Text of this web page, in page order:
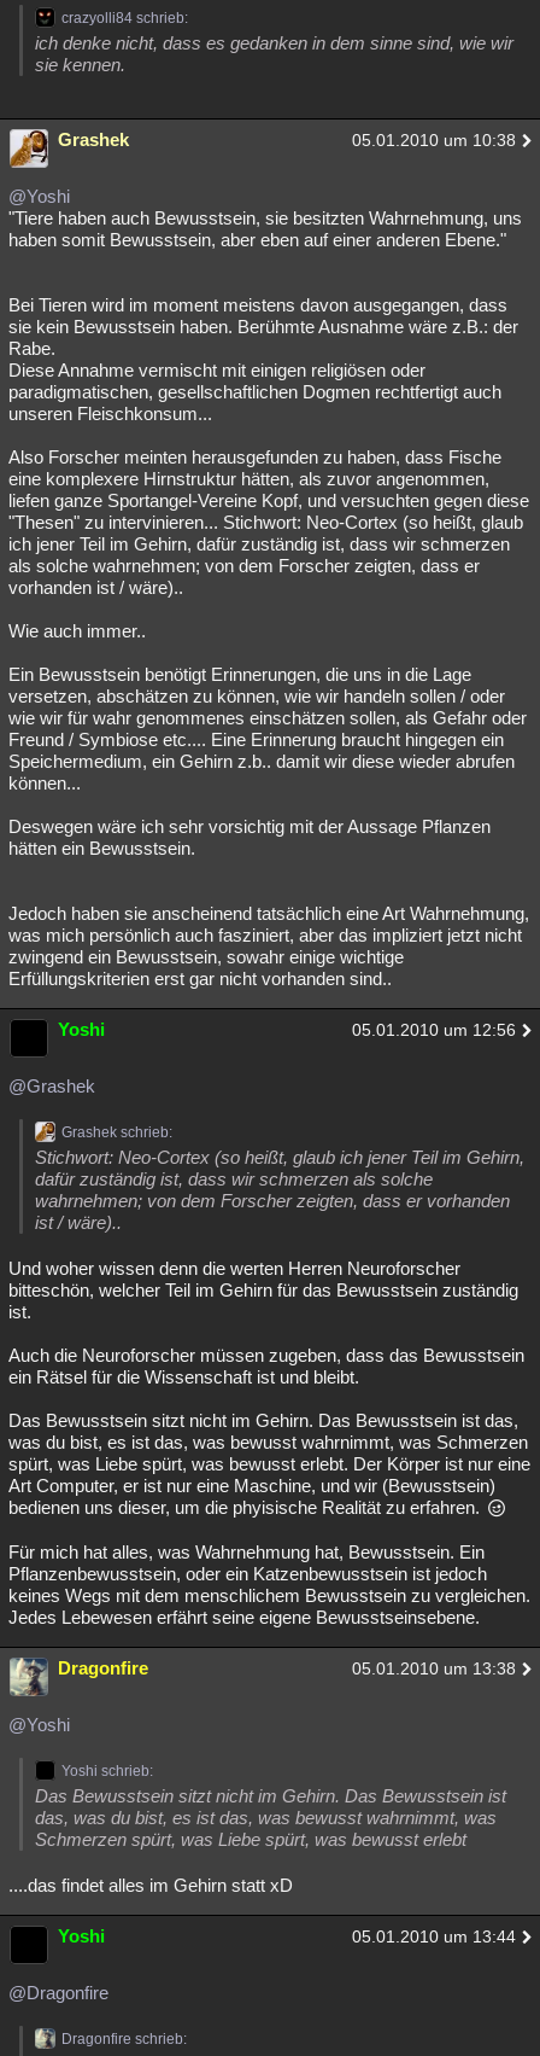
crazyolli84 schrieb:
ich denke nicht, dass es gedanken in dem sinne sind, wie wir
sie kennen.
Grashek 05.01.2010 um 10:38
@Yoshi
"Tiere haben auch Bewusstsein, sie besitzten Wahrnehmung, uns
haben somit Bewusstsein, aber eben auf einer anderen Ebene."
Bei Tieren wird im moment meistens davon ausgegangen, dass
sie kein Bewusstsein haben. Berühmte Ausnahme wäre z.B.: der
Rabe.
Diese Annahme vermischt mit einigen religiösen oder
paradigmatischen, gesellschaftlichen Dogmen rechtfertigt auch
unseren Fleischkonsum...
Also Forscher meinten herausgefunden zu haben, dass Fische
eine komplexere Hirnstruktur hätten, als zuvor angenommen,
liefen ganze Sportangel-Vereine Kopf, und versuchten gegen diese
"Thesen" zu intervinieren... Stichwort: Neo-Cortex (so heißt, glaub
ich jener Teil im Gehirn, dafür zuständig ist, dass wir schmerzen
als solche wahrnehmen; von dem Forscher zeigten, dass er
vorhanden ist / wäre)..
Wie auch immer..
Ein Bewusstsein benötigt Erinnerungen, die uns in die Lage
versetzen, abschätzen zu können, wie wir handeln sollen / oder
wie wir für wahr genommenes einschätzen sollen, als Gefahr oder
Freund / Symbiose etc.... Eine Erinnerung braucht hingegen ein
Speichermedium, ein Gehirn z.b.. damit wir diese wieder abrufen
können...
Deswegen wäre ich sehr vorsichtig mit der Aussage Pflanzen
hätten ein Bewusstsein.
Jedoch haben sie anscheinend tatsächlich eine Art Wahrnehmung,
was mich persönlich auch fasziniert, aber das impliziert jetzt nicht
zwingend ein Bewusstsein, sowahr einige wichtige
Erfüllungskriterien erst gar nicht vorhanden sind..
Yoshi 05.01.2010 um 12:56
@Grashek
Grashek schrieb:
Stichwort: Neo-Cortex (so heißt, glaub ich jener Teil im Gehirn,
dafür zuständig ist, dass wir schmerzen als solche
wahrnehmen; von dem Forscher zeigten, dass er vorhanden
ist / wäre)..
Und woher wissen denn die werten Herren Neuroforscher
bitteschön, welcher Teil im Gehirn für das Bewusstsein zuständig
ist.
Auch die Neuroforscher müssen zugeben, dass das Bewusstsein
ein Rätsel für die Wissenschaft ist und bleibt.
Das Bewusstsein sitzt nicht im Gehirn. Das Bewusstsein ist das,
was du bist, es ist das, was bewusst wahrnimmt, was Schmerzen
spürt, was Liebe spürt, was bewusst erlebt. Der Körper ist nur eine
Art Computer, er ist nur eine Maschine, und wir (Bewusstsein)
bedienen uns dieser, um die phyisische Realität zu erfahren.
Für mich hat alles, was Wahrnehmung hat, Bewusstsein. Ein
Pflanzenbewusstsein, oder ein Katzenbewusstsein ist jedoch
keines Wegs mit dem menschlichem Bewusstsein zu vergleichen.
Jedes Lebewesen erfährt seine eigene Bewusstseinsebene.
Dragonfire 05.01.2010 um 13:38
@Yoshi
Yoshi schrieb:
Das Bewusstsein sitzt nicht im Gehirn. Das Bewusstsein ist
das, was du bist, es ist das, was bewusst wahrnimmt, was
Schmerzen spürt, was Liebe spürt, was bewusst erlebt
....das findet alles im Gehirn statt xD
Yoshi 05.01.2010 um 13:44
@Dragonfire
Dragonfire schrieb: